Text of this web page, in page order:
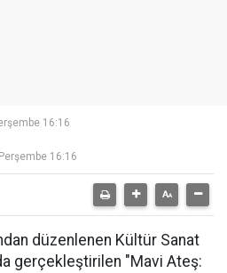
16:16
16:16
düzenlenen Kültür Sanat
gerçekleştirilen "Mavi Ateş: